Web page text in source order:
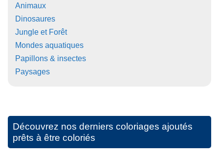
Animaux
Dinosaures
Jungle et Forêt
Mondes aquatiques
Papillons & insectes
Paysages
Découvrez nos derniers coloriages ajoutés
prêts à être coloriés